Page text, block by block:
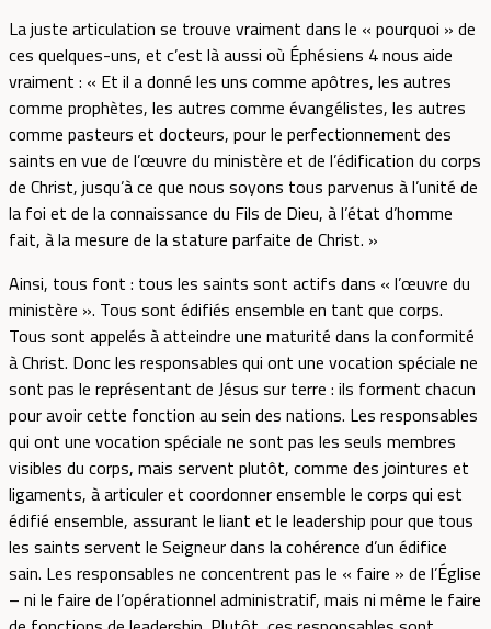
La juste articulation se trouve vraiment dans le « pourquoi » de
ces quelques-uns, et c’est là aussi où Éphésiens 4 nous aide
vraiment : « Et il a donné les uns comme apôtres, les autres
comme prophètes, les autres comme évangélistes, les autres
comme pasteurs et docteurs, pour le perfectionnement des
saints en vue de l’œuvre du ministère et de l’édification du corps
de Christ, jusqu’à ce que nous soyons tous parvenus à l’unité de
la foi et de la connaissance du Fils de Dieu, à l’état d’homme
fait, à la mesure de la stature parfaite de Christ. »
Ainsi, tous font : tous les saints sont actifs dans « l’œuvre du
ministère ». Tous sont édifiés ensemble en tant que corps.
Tous sont appelés à atteindre une maturité dans la conformité
à Christ. Donc les responsables qui ont une vocation spéciale ne
sont pas le représentant de Jésus sur terre : ils forment chacun
pour avoir cette fonction au sein des nations. Les responsables
qui ont une vocation spéciale ne sont pas les seuls membres
visibles du corps, mais servent plutôt, comme des jointures et
ligaments, à articuler et coordonner ensemble le corps qui est
édifié ensemble, assurant le liant et le leadership pour que tous
les saints servent le Seigneur dans la cohérence d’un édifice
sain. Les responsables ne concentrent pas le « faire » de l’Église
– ni le faire de l’opérationnel administratif, mais ni même le faire